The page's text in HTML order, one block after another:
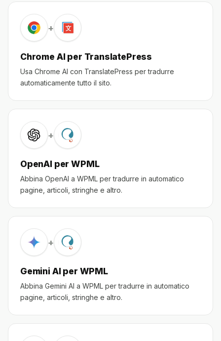
+
Chrome AI per TranslatePress
Usa Chrome AI con TranslatePress per tradurre
automaticamente tutto il sito.
+
OpenAI per WPML
Abbina OpenAI a WPML per tradurre in automatico
pagine, articoli, stringhe e altro.
+
Gemini AI per WPML
Abbina Gemini AI a WPML per tradurre in automatico
pagine, articoli, stringhe e altro.